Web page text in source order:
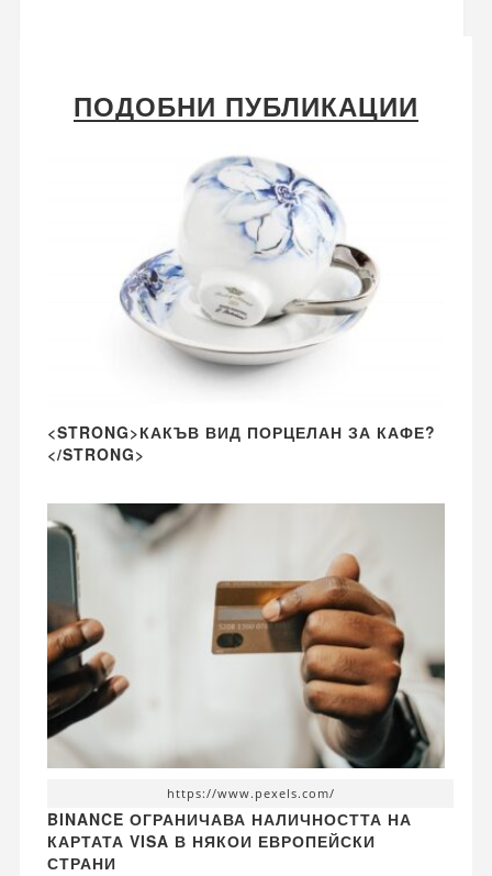
ПОДОБНИ ПУБЛИКАЦИИ
<STRONG>КАКЪВ ВИД ПОРЦЕЛАН ЗА КАФЕ?
</STRONG>
https://www.pexels.com/
BINANCE ОГРАНИЧАВА НАЛИЧНОСТТА НА
КАРТАТА VISA В НЯКОИ ЕВРОПЕЙСКИ
СТРАНИ